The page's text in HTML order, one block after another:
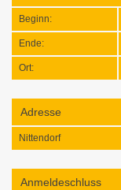
Beginn:
Ende:
Ort:
Adresse
Nittendorf
Anmeldeschluss